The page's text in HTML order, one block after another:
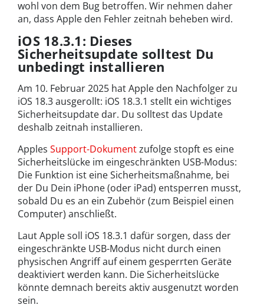
wohl von dem Bug betroffen. Wir nehmen daher
an, dass Apple den Fehler zeitnah beheben wird.
iOS 18.3.1: Dieses
Sicherheitsupdate solltest Du
unbedingt installieren
Am 10. Februar 2025 hat Apple den Nachfolger zu
iOS 18.3 ausgerollt: iOS 18.3.1 stellt ein wichtiges
Sicherheitsupdate dar. Du solltest das Update
deshalb zeitnah installieren.
Apples Support-Dokumentzufolge stopft es eine
Sicherheitslücke im eingeschränkten USB-Modus:
Die Funktion ist eine Sicherheitsmaßnahme, bei
der Du Dein iPhone (oder iPad) entsperren musst,
sobald Du es an ein Zubehör (zum Beispiel einen
Computer) anschließt.
Laut Apple soll iOS 18.3.1 dafür sorgen, dass der
eingeschränkte USB-Modus nicht durch einen
physischen Angriff auf einem gesperrten Geräte
deaktiviert werden kann. Die Sicherheitslücke
könnte demnach bereits aktiv ausgenutzt worden
sein.